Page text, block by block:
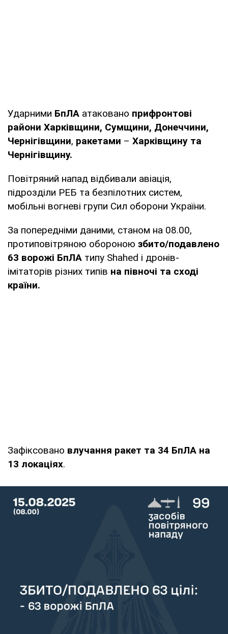
Ударними БпЛА атаковано прифронтові
райони Харківщини, Сумщини, Донеччини,
Чернігівщини, ракетами – Харківщину та
Чернігівщину.
Повітряний напад відбивали авіація,
підрозділи РЕБ та безпілотних систем,
мобільні вогневі групи Сил оборони України.
За попередніми даними, станом на 08.00,
протиповітряною обороною збито/подавлено
63 ворожі БпЛА типу Shahed і дронів-
імітаторів різних типів на півночі та сході
країни.
Зафіксовано влучання ракет та 34 БпЛА на
13 локаціях.